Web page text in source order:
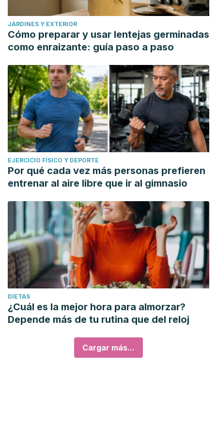
JARDINES Y EXTERIOR
Cómo preparar y usar lentejas germinadas
como enraizante: guía paso a paso
EJERCICIO FÍSICO Y DEPORTE
Por qué cada vez más personas prefieren
entrenar al aire libre que ir al gimnasio
DIETAS
¿Cuál es la mejor hora para almorzar?
Depende más de tu rutina que del reloj
Cargar más...